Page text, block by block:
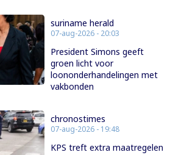
suriname herald
07-aug-2026 - 20:03
President Simons geeft
groen licht voor
loononderhandelingen met
vakbonden
chronostimes
07-aug-2026 - 19:48
KPS treft extra maatregelen